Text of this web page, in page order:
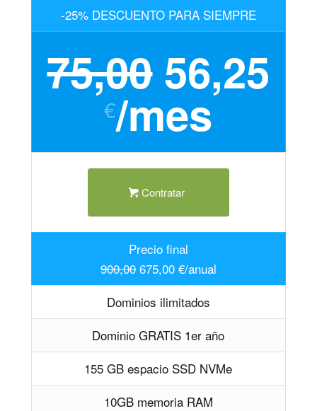
-25% DESCUENTO PARA SIEMPRE
75,0056,25
€/mes
Contratar
Precio final
900,00675,00 €/anual
Dominios ilimitados
Dominio GRATIS 1er año
155 GB espacio SSD NVMe
10GB memoria RAM